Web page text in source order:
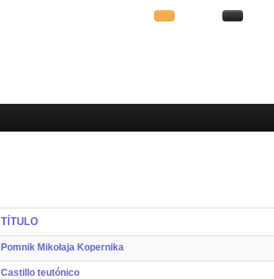
TÍTULO
Pomnik Mikołaja Kopernika
Castillo teutónico